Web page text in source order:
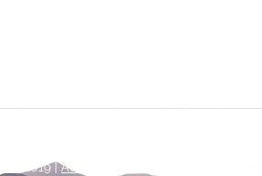
2019 |Adatkezelési tájékoztató